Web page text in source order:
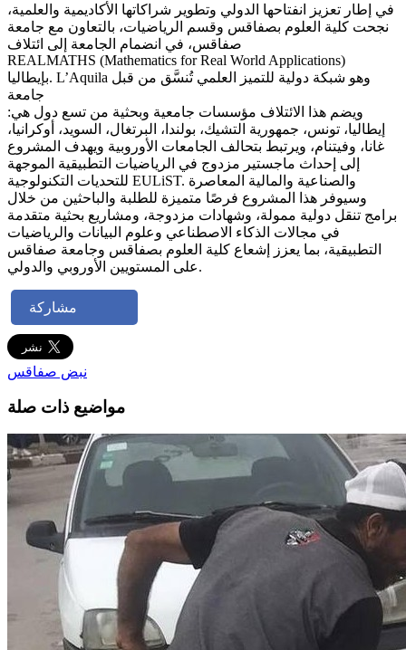
في إطار تعزيز انفتاحها الدولي وتطوير شراكاتها الأكاديمية والعلمية،
نجحت كلية العلوم بصفاقس وقسم الرياضيات، بالتعاون مع جامعة
صفاقس، في انضمام الجامعة إلى ائتلاف
REALMATHS (Mathematics for Real World Applications)
بإيطاليا. L’Aquila وهو شبكة دولية للتميز العلمي تُنسَّق من قبل
جامعة
ويضم هذا الائتلاف مؤسسات جامعية وبحثية من تسع دول هي:
إيطاليا، تونس، جمهورية التشيك، بولندا، البرتغال، السويد، أوكرانيا،
غانا، وفيتنام، ويرتبط بتحالف الجامعات الأوروبية ويهدف المشروع
إلى إحداث ماجستير مزدوج في الرياضيات التطبيقية الموجهة
للتحديات التكنولوجية EULiST. والصناعية والمالية المعاصرة
وسيوفر هذا المشروع فرصًا متميزة للطلبة والباحثين من خلال
برامج تنقل دولية ممولة، وشهادات مزدوجة، ومشاريع بحثية متقدمة
في مجالات الذكاء الاصطناعي وعلوم البيانات والرياضيات
التطبيقية، بما يعزز إشعاع كلية العلوم بصفاقس وجامعة صفاقس
على المستويين الأوروبي والدولي.
مشاركة
نبض صفاقس
مواضيع ذات صلة